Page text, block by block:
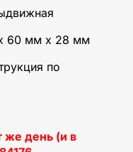
60 мм x 28 мм
по
же день (и в